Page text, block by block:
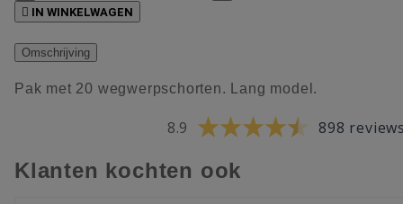
 IN WINKELWAGEN
Omschrijving
Pak met 20 wegwerpschorten. Lang model.
8.9 898
Klanten kochten ook